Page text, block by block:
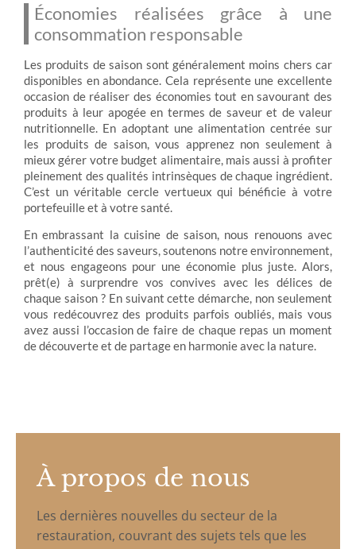
Économies réalisées grâce à une
consommation responsable
Les produits de saison sont généralement moins chers car
disponibles en abondance. Cela représente une excellente
occasion de réaliser des économies tout en savourant des
produits à leur apogée en termes de saveur et de valeur
nutritionnelle. En adoptant une alimentation centrée sur
les produits de saison, vous apprenez non seulement à
mieux gérer votre budget alimentaire, mais aussi à profiter
pleinement des qualités intrinsèques de chaque ingrédient.
C’est un véritable cercle vertueux qui bénéficie à votre
portefeuille et à votre santé.
En embrassant la cuisine de saison, nous renouons avec
l’authenticité des saveurs, soutenons notre environnement,
et nous engageons pour une économie plus juste. Alors,
prêt(e) à surprendre vos convives avec les délices de
chaque saison ? En suivant cette démarche, non seulement
vous redécouvrez des produits parfois oubliés, mais vous
avez aussi l’occasion de faire de chaque repas un moment
de découverte et de partage en harmonie avec la nature.
À propos de nous
Les dernières nouvelles du secteur de la
restauration, couvrant des sujets tels que les